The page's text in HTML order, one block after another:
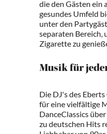
die den Gästen ein
gesundes Umfeld
unter den
separaten Bereich,
Zigarette zu
Musik für
Die DJ's des
für eine vielfältige
DanceClassics
zu deutschen Hits